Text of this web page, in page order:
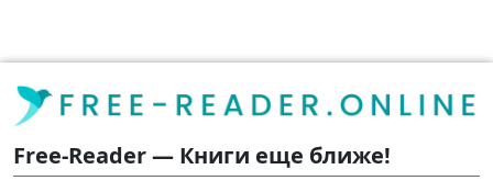
Free-Reader — Книги еще ближе!